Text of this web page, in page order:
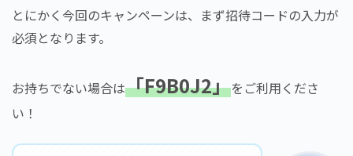
とにかく今回のキャンペーンは、まず招待コードの入力が
必須となります。
お持ちでない場合は「F9B0J2」をご利用くださ
い！